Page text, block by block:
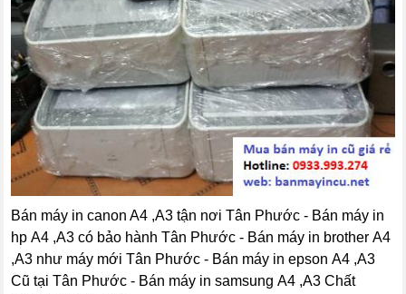
Bán máy in canon A4 ,A3 tận nơi Tân Phước - Bán máy in
hp A4 ,A3 có bảo hành Tân Phước - Bán máy in brother A4
,A3 như máy mới Tân Phước - Bán máy in epson A4 ,A3
Cũ tại Tân Phước - Bán máy in samsung A4 ,A3 Chất